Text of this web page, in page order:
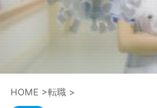
HOME >転職 >